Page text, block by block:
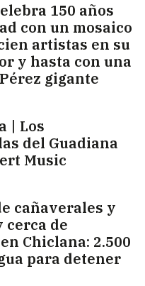
150 años
con un mosaico
artistas en su
y hasta con una
gigante
| Los
del Guadiana
Music
cañaverales y
cerca de
Chiclana: 2.500
para detener